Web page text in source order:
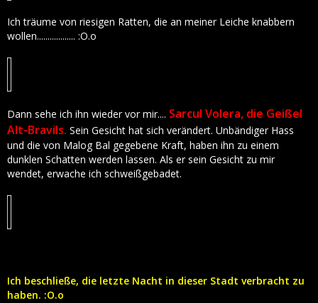
Ich träume von riesigen Ratten, die an meiner Leiche knabbern
wollen.................. :O.o
Dann sehe ich ihn wieder vor mir.... Sarcul Volera, die Geißel
Alt-Bravils. Sein Gesicht hat sich verändert. Unbändiger Hass
und die von Malog Bal gegebene Kraft, haben ihn zu einem
dunklen Schatten werden lassen. Als er sein Gesicht zu mir
wendet, erwache ich schweißgebadet.
Ich beschließe, die letzte Nacht in dieser Stadt verbracht zu
haben. :O.o